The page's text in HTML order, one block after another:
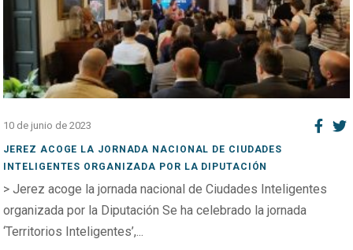
10 de junio de 2023
JEREZ ACOGE LA JORNADA NACIONAL DE CIUDADES
INTELIGENTES ORGANIZADA POR LA DIPUTACIÓN
> Jerez acoge la jornada nacional de Ciudades Inteligentes
organizada por la Diputación Se ha celebrado la jornada
‘Territorios Inteligentes’,...